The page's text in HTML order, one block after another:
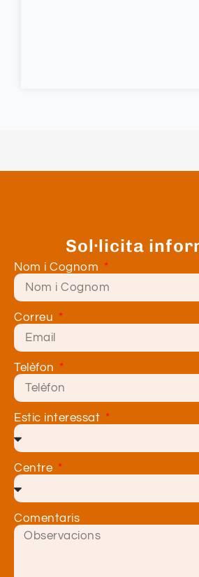
Sol·licita
Nom i Cognom
Correu
Telèfon
Estic interessat
Centre
Comentaris